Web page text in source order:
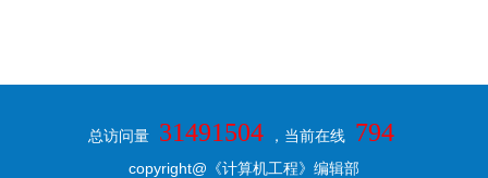
总访问量 31491504 ，当前在线 794
copyright@《计算机工程》编辑部